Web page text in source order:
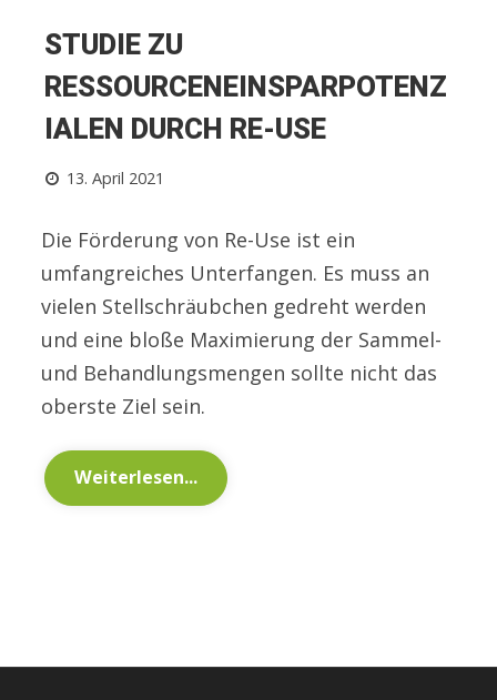
STUDIE ZU
RESSOURCENEINSPARPOTENZ
IALEN DURCH RE-USE
13. April 2021
Die Förderung von Re-Use ist ein
umfangreiches Unterfangen. Es muss an
vielen Stellschräubchen gedreht werden
und eine bloße Maximierung der Sammel-
und Behandlungsmengen sollte nicht das
oberste Ziel sein.
Weiterlesen...